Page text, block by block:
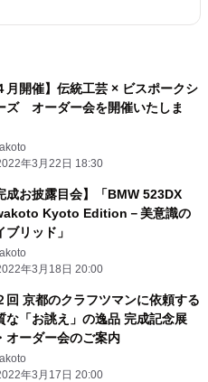
月開催】伝統工芸 × ビスポークシ
ズ オーダー会を開催いたしま
年3月22日 18:30
成お披露目会】「BMW 523DX
Kyoto Edition－美意識の
ブリッド」
年3月18日 20:00
回 京都のクラフツマンに依頼する
な「お誂え」の逸品 完成記念展
オーダー会のご案内
年3月17日 20:00